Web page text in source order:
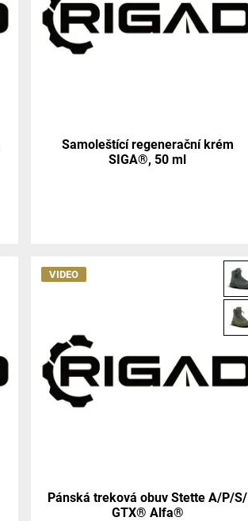
Samoleštící regenerační krém
SIGA®, 50 ml
VIDEO
Pánská treková obuv Stette A/P/S/
GTX® Alfa®